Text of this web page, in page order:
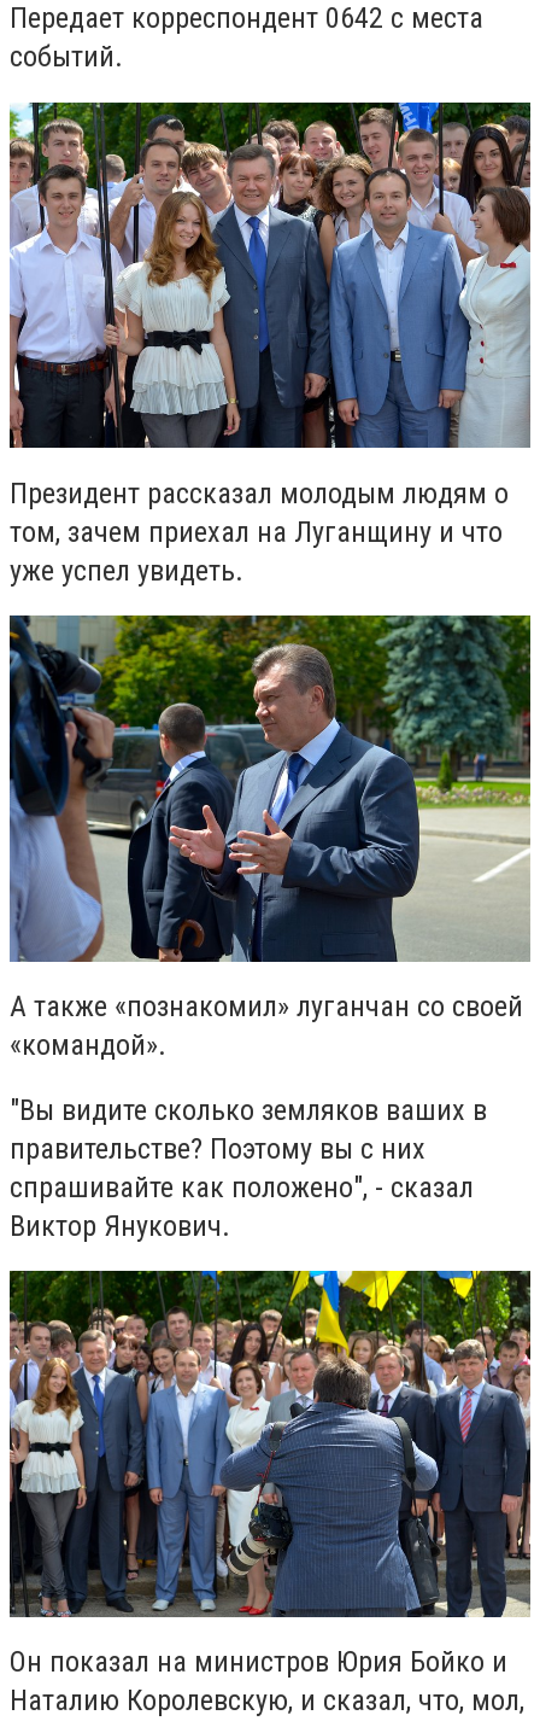
Передает корреспондент 0642 с места
событий.
Президент рассказал молодым людям о
том, зачем приехал на Луганщину и что
уже успел увидеть.
А также «познакомил» луганчан со своей
«командой».
"Вы видите сколько земляков ваших в
правительстве? Поэтому вы с них
спрашивайте как положено", - сказал
Виктор Янукович.
Он показал на министров Юрия Бойко и
Наталию Королевскую, и сказал, что, мол,